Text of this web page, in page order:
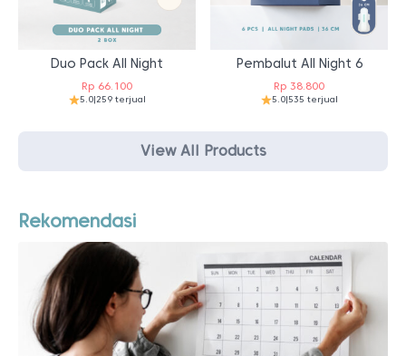
Duo Pack All Night
Rp 66.100
5.0|259 terjual
Pembalut All Night 6
Rp 38.800
5.0|535 terjual
View All Products
Rekomendasi